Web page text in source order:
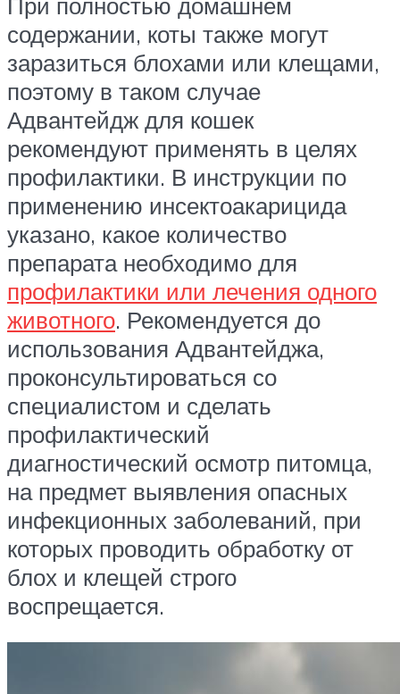
содержании, коты также могут
заразиться блохами или клещами,
поэтому в таком случае
Адвантейдж для кошек
рекомендуют применять в целях
профилактики. В инструкции по
применению инсектоакарицида
указано, какое количество
препарата необходимо для
профилактики или лечения одного
животного. Рекомендуется до
использования Адвантейджа,
проконсультироваться со
специалистом и сделать
профилактический
диагностический осмотр питомца,
на предмет выявления опасных
инфекционных заболеваний, при
которых проводить обработку от
блох и клещей строго
воспрещается.